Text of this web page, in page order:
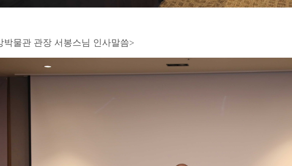
박물관 관장 서봉스님 인사말씀>